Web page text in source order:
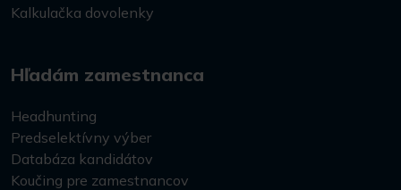
Kalkulačka dovolenky
Hľadám zamestnanca
Headhunting
Predselektívny výber
Databáza kandidátov
Koučing pre zamestnancov